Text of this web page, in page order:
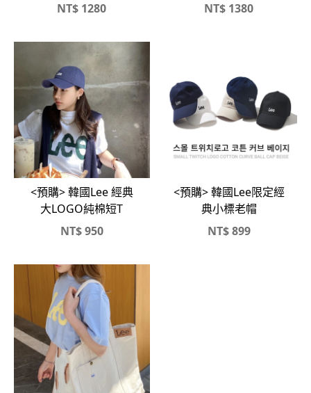
NT$ 1280
NT$ 1380
<預購> 韓國Lee 經典
大LOGO純棉短T
NT$950
<預購> 韓國Lee限定經
典小標老帽
NT$899